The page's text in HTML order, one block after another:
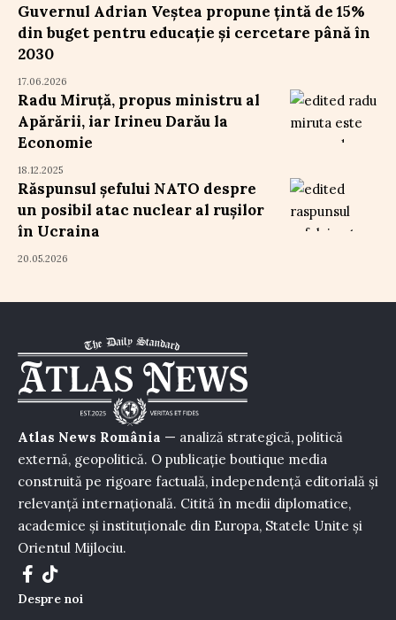
Guvernul Adrian Veștea propune țintă de 15%
din buget pentru educație și cercetare până în
2030
17.06.2026
Radu Miruță, propus ministru al
Apărării, iar Irineu Darău la
Economie
18.12.2025
Răspunsul șefului NATO despre
un posibil atac nuclear al rușilor
în Ucraina
20.05.2026
Atlas News România — analiză strategică, politică
externă, geopolitică. O publicație boutique media
construită pe rigoare factuală, independență editorială și
relevanță internațională. Citită în medii diplomatice,
academice și instituționale din Europa, Statele Unite și
Orientul Mijlociu.
Despre noi